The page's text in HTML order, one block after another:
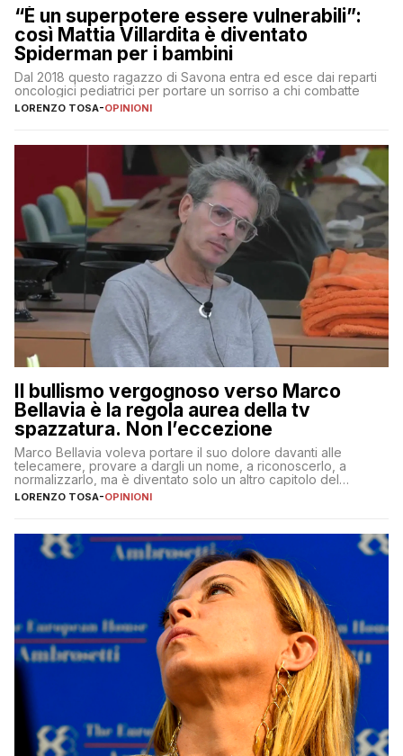
“È un superpotere essere vulnerabili”:
così Mattia Villardita è diventato
Spiderman per i bambini
Dal 2018 questo ragazzo di Savona entra ed esce dai reparti
oncologici pediatrici per portare un sorriso a chi combatte
LORENZO TOSA-OPINIONI
Il bullismo vergognoso verso Marco
Bellavia è la regola aurea della tv
spazzatura. Non l’eccezione
Marco Bellavia voleva portare il suo dolore davanti alle
telecamere, provare a dargli un nome, a riconoscerlo, a
normalizzarlo, ma è diventato solo un altro capitolo del
copione
LORENZO TOSA-OPINIONI